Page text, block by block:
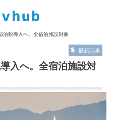
泊税導入へ。全宿泊施設対象
最新記事
入へ。全宿泊施設対